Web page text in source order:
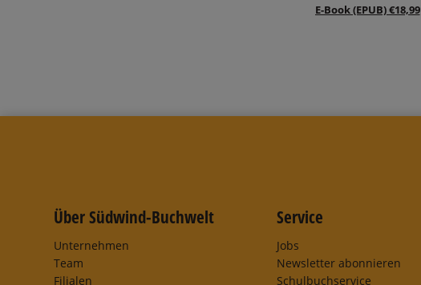
E-Book (EPUB) €18,99
Über Südwind-Buchwelt
Unternehmen
Team
Filialen
Service
Jobs
Newsletter abonnieren
Schulbuchservice